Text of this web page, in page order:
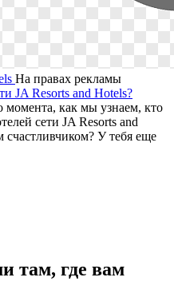
На правах рекламы
JA Resorts and Hotels?
момента, как мы узнаем, кто
сети JA Resorts and
У тебя еще
там, где вам